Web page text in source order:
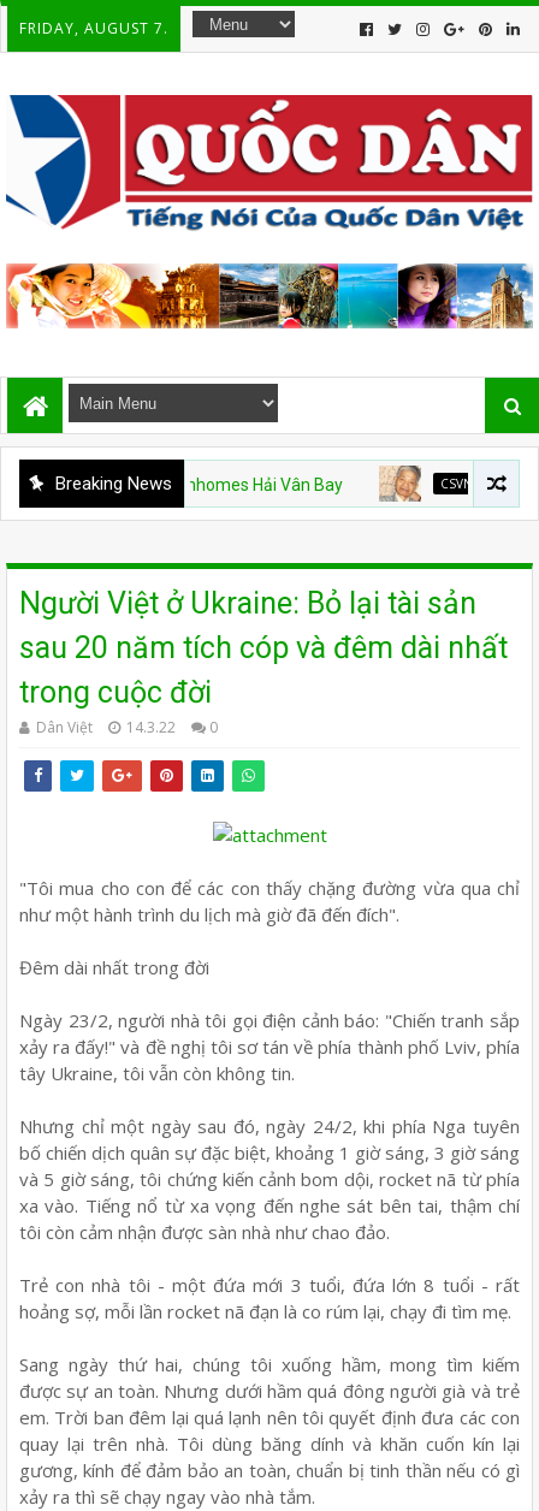
FRIDAY, AUGUST 7.
Breaking News
Hạm Mỹ và Vinhomes Hải Vân Bay CSVN Án văn – Kỳ 9.
Người Việt ở Ukraine: Bỏ lại tài sản
sau 20 năm tích cóp và đêm dài nhất
trong cuộc đời
Dân Việt 14.3.22 0
"Tôi mua cho con để các con thấy chặng đường vừa qua chỉ
như một hành trình du lịch mà giờ đã đến đích".
Đêm dài nhất trong đời
Ngày 23/2, người nhà tôi gọi điện cảnh báo: "Chiến tranh sắp
xảy ra đấy!" và đề nghị tôi sơ tán về phía thành phố Lviv, phía
tây Ukraine, tôi vẫn còn không tin.
Nhưng chỉ một ngày sau đó, ngày 24/2, khi phía Nga tuyên
bố chiến dịch quân sự đặc biệt, khoảng 1 giờ sáng, 3 giờ sáng
và 5 giờ sáng, tôi chứng kiến cảnh bom dội, rocket nã từ phía
xa vào. Tiếng nổ từ xa vọng đến nghe sát bên tai, thậm chí
tôi còn cảm nhận được sàn nhà như chao đảo.
Trẻ con nhà tôi - một đứa mới 3 tuổi, đứa lớn 8 tuổi - rất
hoảng sợ, mỗi lần rocket nã đạn là co rúm lại, chạy đi tìm mẹ.
Sang ngày thứ hai, chúng tôi xuống hầm, mong tìm kiếm
được sự an toàn. Nhưng dưới hầm quá đông người già và trẻ
em. Trời ban đêm lại quá lạnh nên tôi quyết định đưa các con
quay lại trên nhà. Tôi dùng băng dính và khăn cuốn kín lại
gương, kính để đảm bảo an toàn, chuẩn bị tinh thần nếu có gì
xảy ra thì sẽ chạy ngay vào nhà tắm.